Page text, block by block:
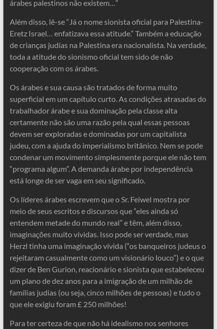
árabes palestinos não existem…”
Além disso, lê-se “Já o nome sionista oficial para Palestina-
Eretz Israel… enfatizava essa atitude.” Também a educação
de crianças judias na Palestina era nacionalista. Na verdade,
toda a atitude do sionismo oficial tem sido de não
cooperação com os árabes.
Os árabes e sua causa são tratados de forma muito
superficial em um capítulo curto. As condições atrasadas do
trabalhador árabe e sua dominação pela classe alta
certamente não são uma razão pela qual essas pessoas
devem ser exploradas e dominadas por um capitalista
judeu, com a ajuda do imperialismo britânico. Nem se pode
condenar um movimento simplesmente porque ele não tem
“programa algum”. A demanda árabe por independência
está longe de ser vaga em seu significado.
Os líderes árabes escrevem que o Sr. Feiwel mostra por
meio de seus escritos e discursos que “eles ainda só
entendem metade do mundo real” e têm, além disso,
imaginações muito vívidas. Isso pode ser verdade, mas
Herzl tinha uma imaginação vívida (“os banqueiros judeus o
rejeitaram casualmente como um visionário louco”) e o que
dizer de Ben Gurion, reacionário e sionista que estabeleceu
um plano de dez anos para a imigração de um milhão de
famílias judias (ou seja, cinco milhões de pessoas) e tudo o
que ele exigiu foram £ 250 milhões!
Para ter certeza de que não há idealismo nos senhores